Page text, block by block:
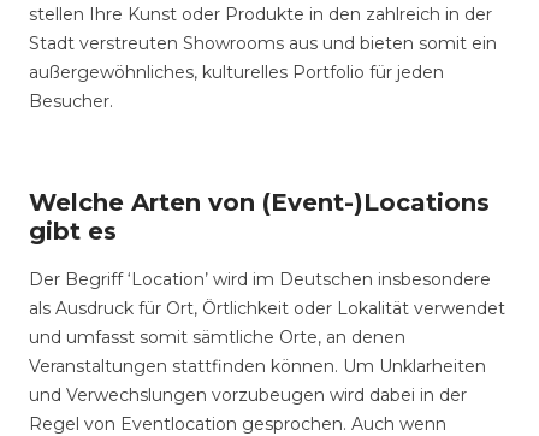
stellen Ihre Kunst oder Produkte in den zahlreich in der
Stadt verstreuten Showrooms aus und bieten somit ein
außergewöhnliches, kulturelles Portfolio für jeden
Besucher.
Welche Arten von (Event-)Locations
gibt es
Der Begriff ‘Location’ wird im Deutschen insbesondere
als Ausdruck für Ort, Örtlichkeit oder Lokalität verwendet
und umfasst somit sämtliche Orte, an denen
Veranstaltungen stattfinden können. Um Unklarheiten
und Verwechslungen vorzubeugen wird dabei in der
Regel von Eventlocation gesprochen. Auch wenn